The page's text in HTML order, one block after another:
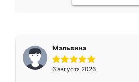
Мальвина
6 августа 2026